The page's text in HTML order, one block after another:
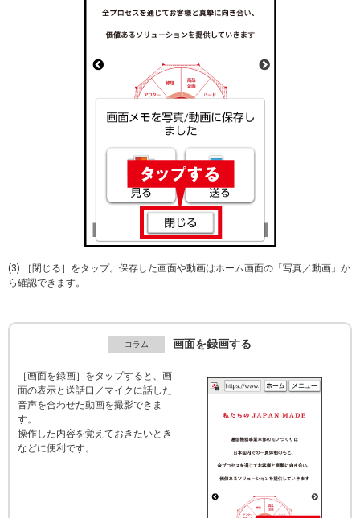
(3) ［閉じる］をタップ。保存した画面や動画はホーム画面の「写真／動画」か
ら確認できます。
画面を録画する
［画面を録画］をタップすると、画
面の表示と送話口／マイクに話した
音声を合わせた動画を撮影できま
す。
操作した内容を覚えておきたいとき
などに便利です。